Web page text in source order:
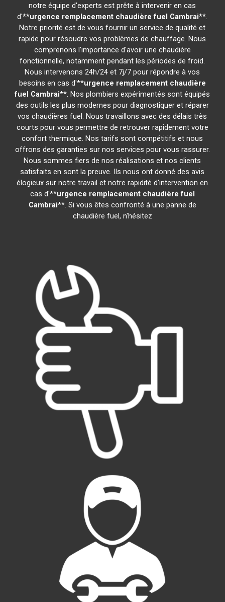
notre équipe d'experts est prête à intervenir en cas
d'**urgence remplacement chaudière fuel Cambrai**.
Notre priorité est de vous fournir un service de qualité et
rapide pour résoudre vos problèmes de chauffage. Nous
comprenons l'importance d'avoir une chaudière
fonctionnelle, notamment pendant les périodes de froid.
Nous intervenons 24h/24 et 7j/7 pour répondre à vos
besoins en cas d'**urgence remplacement chaudière
fuel Cambrai**. Nos plombiers expérimentés sont équipés
des outils les plus modernes pour diagnostiquer et réparer
vos chaudières fuel. Nous travaillons avec des délais très
courts pour vous permettre de retrouver rapidement votre
confort thermique. Nos tarifs sont compétitifs et nous
offrons des garanties sur nos services pour vous rassurer.
Nous sommes fiers de nos réalisations et nos clients
satisfaits en sont la preuve. Ils nous ont donné des avis
élogieux sur notre travail et notre rapidité d'intervention en
cas d'**urgence remplacement chaudière fuel
Cambrai**. Si vous êtes confronté à une panne de
chaudière fuel, n'hésitez